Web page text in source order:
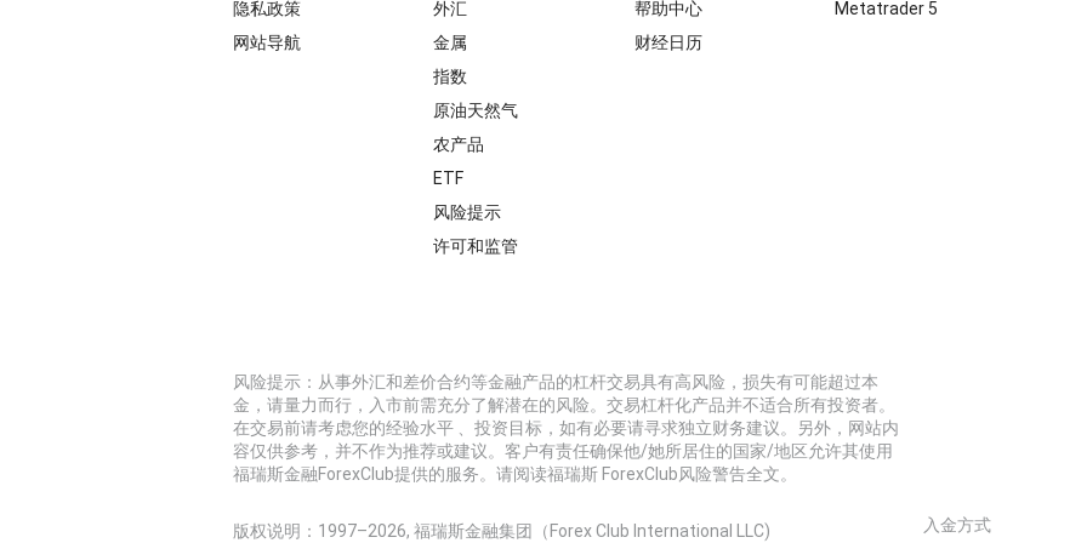
隐私政策
网站导航
外汇
金属
指数
原油天然气
农产品
ETF
风险提示
许可和监管
帮助中心
财经日历
Metatrader 5
风险提示：从事外汇和差价合约等金融产品的杠杆交易具有高风险，损失有可能超过本
金，请量力而行，入市前需充分了解潜在的风险。交易杠杆化产品并不适合所有投资者。
在交易前请考虑您的经验水平 、投资目标，如有必要请寻求独立财务建议。另外，网站内
容仅供参考，并不作为推荐或建议。客户有责任确保他/她所居住的国家/地区允许其使用
福瑞斯金融ForexClub提供的服务。请阅读福瑞斯 ForexClub风险警告全文。
版权说明：1997–2026, 福瑞斯金融集团（Forex Club International LLC) 入金方式